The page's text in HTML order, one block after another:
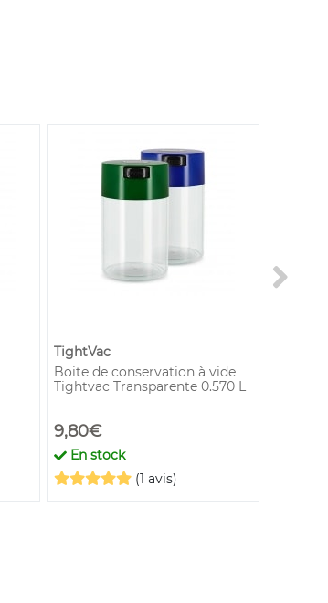
TightVac
Boite de conservation à vide
Tightvac Transparente 0.570 L
9,80€
En stock
(1 avis)